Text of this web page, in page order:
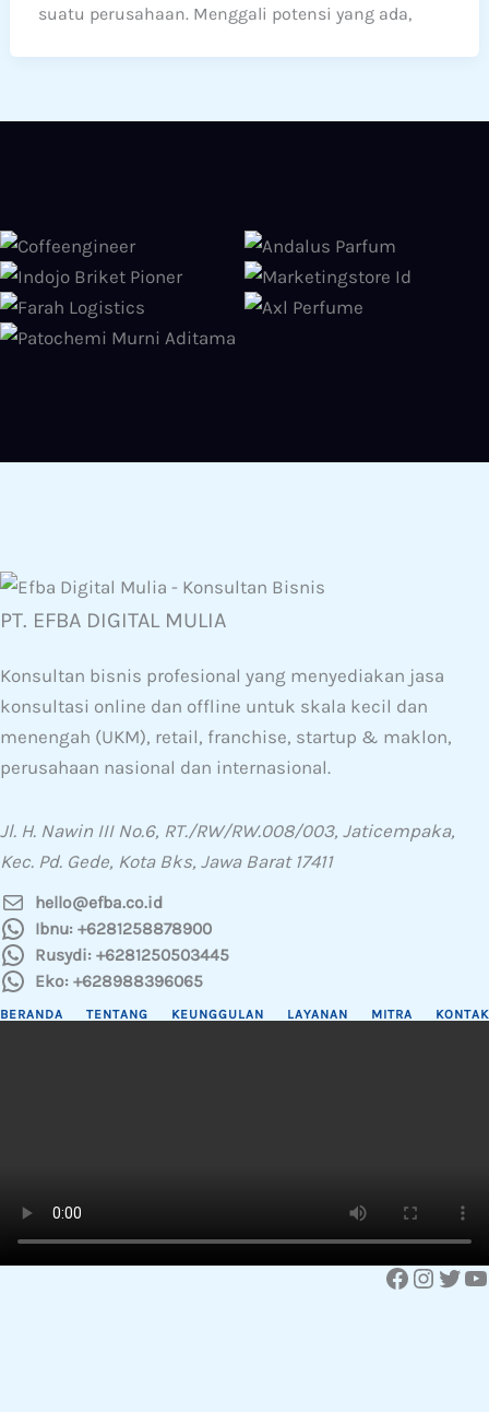
suatu perusahaan. Menggali potensi yang ada,
PT. EFBA DIGITAL MULIA
Konsultan bisnis profesional yang menyediakan jasa
konsultasi online dan offline untuk skala kecil dan
menengah (UKM), retail, franchise, startup & maklon,
perusahaan nasional dan internasional.
Jl. H. Nawin III No.6, RT./RW/RW.008/003, Jaticempaka,
Kec. Pd. Gede, Kota Bks, Jawa Barat 17411
hello@efba.co.id
Ibnu: +6281258878900
Rusydi: +6281250503445
Eko: +628988396065
BERANDA TENTANG KEUNGGULAN LAYANAN MITRA KONTAK
Facebook Instagram Twitter YouTube